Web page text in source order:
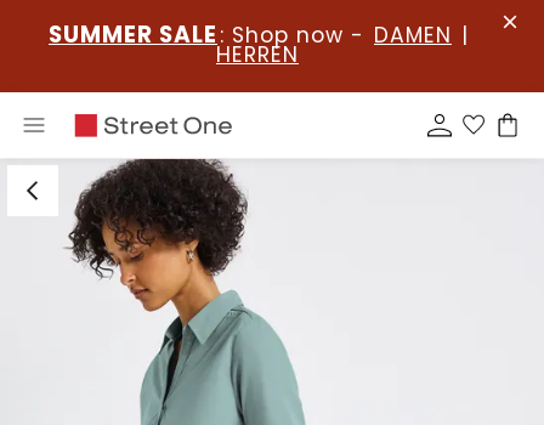
SUMMER SALE : Shop now - DAMEN |
HERREN